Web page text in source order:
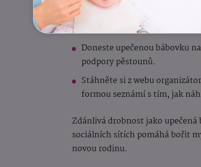
Zorganizujte ve školce,
Doneste upečenou bábovku
podpory pěstounů.
Stáhněte si z webu
formou seznámí s tím, jak
Zdánlivá drobnost jako upečená
sociálních sítích pomáhá bořit
novou rodinu.